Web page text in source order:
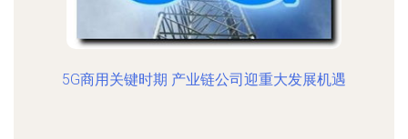
5G商用关键时期 产业链公司迎重大发展机遇